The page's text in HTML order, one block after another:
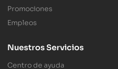
Promociones
Empleos
Nuestros Servicios
Centro de ayuda